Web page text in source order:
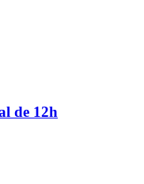
de 12h